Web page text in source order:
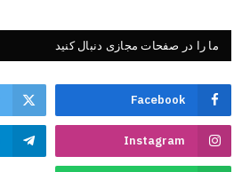
ما را در صفحات مجازی دنبال کنید
Facebook
Instagram